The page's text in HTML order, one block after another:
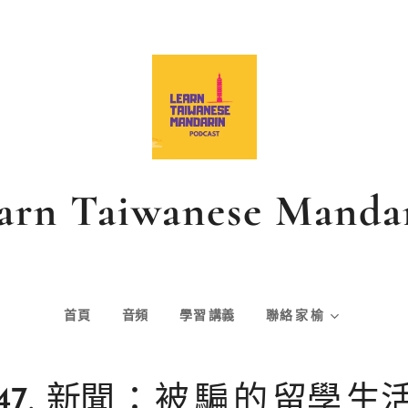
Taiwanese
首頁 音頻 學習 講義 聯絡 家 榆